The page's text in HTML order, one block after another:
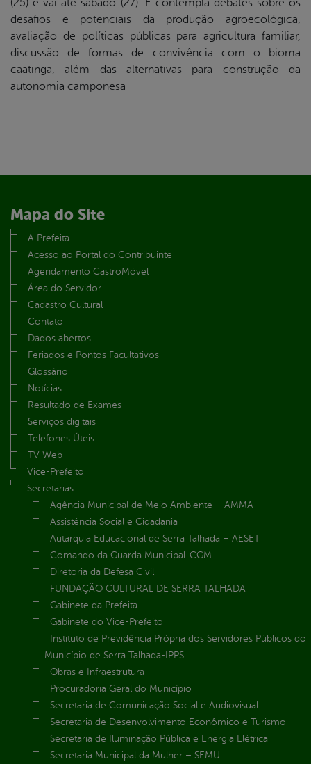
(25) e vai até sábado (27). E contempla debates sobre os
desafios e potenciais da produção agroecológica,
avaliação de políticas públicas para agricultura familiar,
discussão de formas de convivência com o bioma
caatinga, além das alternativas para construção da
autonomia camponesa
Mapa do Site
A Prefeita
Acesso ao Portal do Contribuinte
Agendamento CastroMóvel
Área do Servidor
Cadastro Cultural
Contato
Dados abertos
Feriados e Pontos Facultativos
Glossário
Notícias
Resultado de Exames
Serviços digitais
Telefones Úteis
TV Web
Vice-Prefeito
Secretarias
Agência Municipal de Meio Ambiente – AMMA
Assistência Social e Cidadania
Autarquia Educacional de Serra Talhada – AESET
Comando da Guarda Municipal-CGM
Diretoria da Defesa Civil
FUNDAÇÃO CULTURAL DE SERRA TALHADA
Gabinete da Prefeita
Gabinete do Vice-Prefeito
Instituto de Previdência Própria dos Servidores Públicos do
Município de Serra Talhada-IPPS
Obras e Infraestrutura
Procuradoria Geral do Município
Secretaria de Comunicação Social e Audiovisual
Secretaria de Desenvolvimento Econômico e Turismo
Secretaria de Iluminação Pública e Energia Elétrica
Secretaria Municipal da Mulher – SEMU